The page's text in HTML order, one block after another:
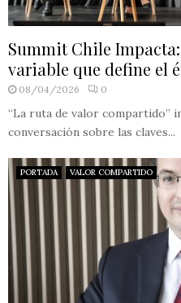
Summit Chile
variable que define el
08/04/2026 0
“La ruta de valor compartido”
conversación sobre las claves...
PORTADA VALOR COMPARTIDO